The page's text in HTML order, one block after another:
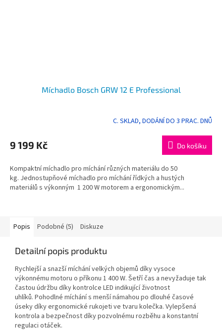
Míchadlo Bosch GRW 12 E Professional
C. SKLAD, DODÁNÍ DO 3 PRAC. DNŮ
9 199 Kč Do košíku
Kompaktní míchadlo pro míchání různých materiálu do 50
kg. Jednostupňové míchadlo pro míchání řídkých a hustých
materiálů s výkonným 1 200 W motorem a ergonomickým...
Popis Podobné (5) Diskuze
Detailní popis produktu
Rychlejší a snazší míchání velkých objemů díky vysoce
výkonnému motoru o příkonu 1 400 W. Šetří čas a nevyžaduje tak
častou údržbu díky kontrolce LED indikující životnost
uhlíků. Pohodlné míchání s menší námahou po dlouhé časové
úseky díky ergonomické rukojeti ve tvaru kolečka. Vylepšená
kontrola a bezpečnost díky pozvolnému rozběhu a konstantní
regulaci otáček.